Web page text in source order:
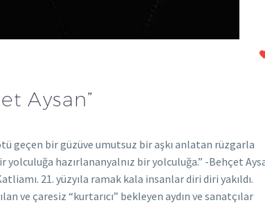
Aysan”
geçen bir güzüve umutsuz bir aşkı anlatan rüzgarla
yolculuğa hazırlananyalnız bir yolculuğa.” -Behçet
21. yüzyıla ramak kala insanlar diri diri yakıldı.
ve çaresiz “kurtarıcı” bekleyen aydın ve sanatçılar